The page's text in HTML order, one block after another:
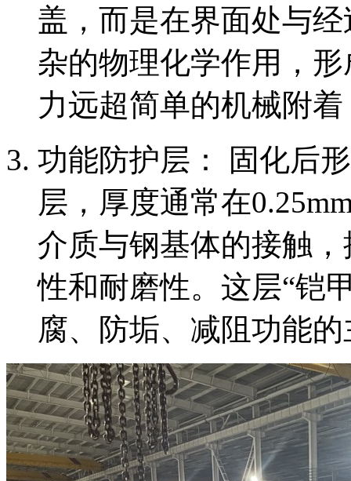
盖，而是在界面处与
杂的物理化学作用，
力远超简单的机械附
功能防护层： 固化后
层，厚度通常在
介质与钢基体的接触
性和耐磨性。这层“铠
腐、防垢、减阻功能